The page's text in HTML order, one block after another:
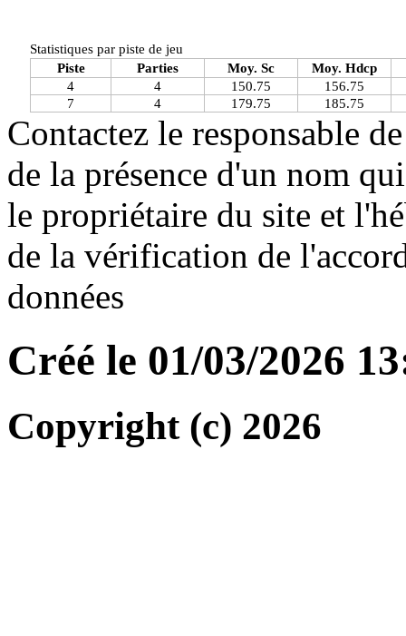
Statistiques par piste de jeu
Piste
Parties Moy. Sc
Moy. Hdcp
4
4 150.75
156.75
7
4 179.75 185.75
Contactez le responsable
de la présence d'un nom
le propriétaire du site et
de la vérification de
données
Créé le 01/03/2026
Copyright (c) 2026